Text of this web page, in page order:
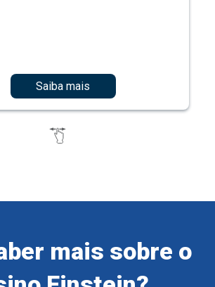
Saiba mais
mais sobre o